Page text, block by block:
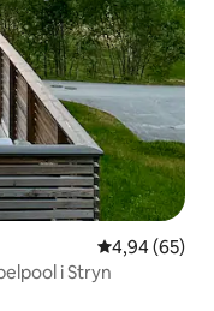
4,94 av 5 i
4,94 (65)
i Stryn